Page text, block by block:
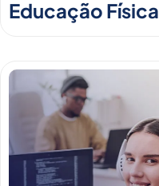
Educação Física